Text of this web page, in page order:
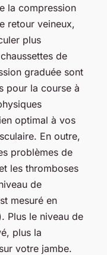
la compression
retour veineux,
plus
de
graduée sont
pour la course à
optimal à vos
En outre,
problèmes de
les thromboses
de
mesuré en
Plus le niveau de
plus la
votre jambe.